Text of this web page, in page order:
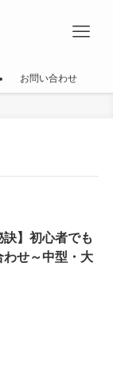
お問い合わせ
訣】初心者でも
せ～中型・大